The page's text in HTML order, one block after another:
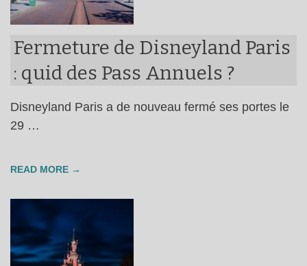
Fermeture de Disneyland Paris
: quid des Pass Annuels ?
Disneyland Paris a de nouveau fermé ses portes le
29 …
READ MORE →